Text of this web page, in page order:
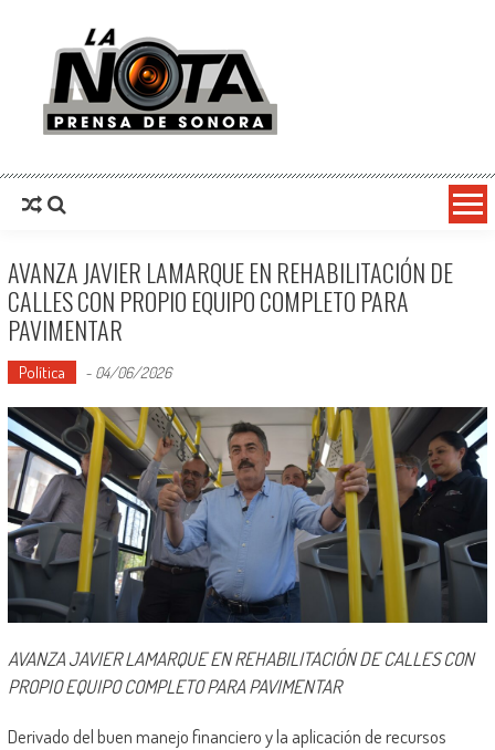
La Nota Prensa De Sonora
AVANZA JAVIER LAMARQUE EN REHABILITACIÓN DE
CALLES CON PROPIO EQUIPO COMPLETO PARA
PAVIMENTAR
Política - 04/06/2026
AVANZA JAVIER LAMARQUE EN REHABILITACIÓN DE CALLES CON
PROPIO EQUIPO COMPLETO PARA PAVIMENTAR
Derivado del buen manejo financiero y la aplicación de recursos